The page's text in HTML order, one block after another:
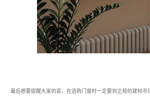
最后想要提醒大家的是，在选购门窗时一定要到正规的建材